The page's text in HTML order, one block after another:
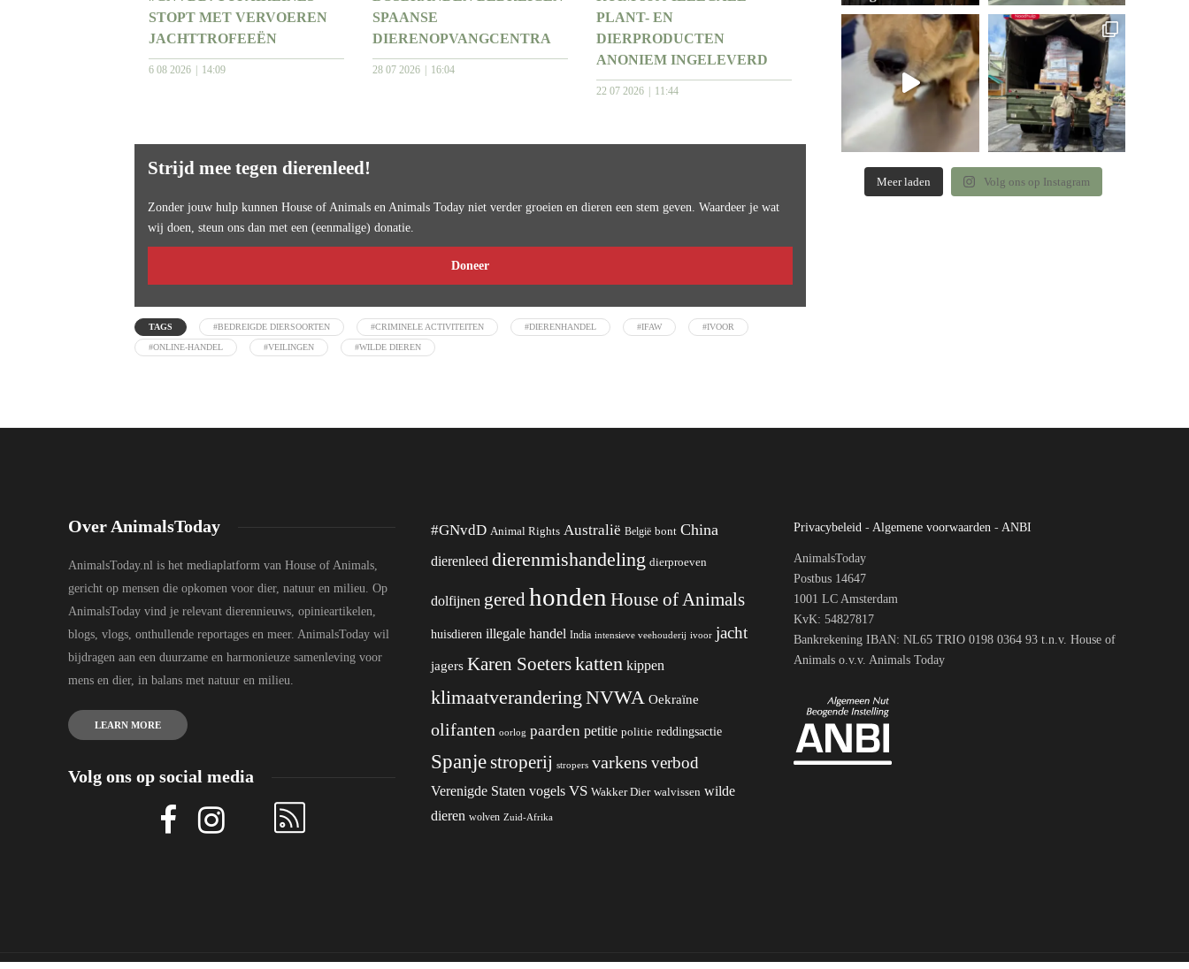
STOPT MET VERVOEREN
JACHTTROFEEËN
6 08 2026 14:09
SPAANSE
DIERENOPVANGCENTRA
28 07 2026 16:04
PLANT- EN
DIERPRODUCTEN
ANONIEM INGELEVERD
22 07 2026 11:44
Strijd mee tegen dierenleed!
Zonder jouw hulp kunnen House of Animals en Animals Today niet verder groeien en dieren een stem geven. Waardeer je wat
wij doen, steun ons dan met een (eenmalige) donatie.
Doneer
TAGS #BEDREIGDE DIERSOORTEN #CRIMINELE ACTIVITEITEN #DIERENHANDEL #IFAW #IVOOR
#ONLINE-HANDEL #VEILINGEN #WILDE DIEREN
Meer laden Volg ons op Instagram
Over AnimalsToday
AnimalsToday.nl is het mediaplatform van House of Animals,
gericht op mensen die opkomen voor dier, natuur en milieu. Op
AnimalsToday vind je relevant dierennieuws, opinieartikelen,
blogs, vlogs, onthullende reportages en meer. AnimalsToday wil
bijdragen aan een duurzame en harmonieuze samenleving voor
mens en dier, in balans met natuur en milieu.
LEARN MORE
Volg ons op social media
#GNvdD Animal Rights Australië België bont China
dierenleed dierenmishandeling dierproeven
dolfijnen geredhonden House of Animals
huisdieren illegale handel India intensieve veehouderij ivoor jacht
jagers Karen Soeterskatten kippen
klimaatverandering NVWA Oekraïne
olifanten oorlog paarden petitie politie reddingsactie
Spanjestroperij stropers varkens verbod
Verenigde Staten vogels VS Wakker Dier walvissen wilde
dieren wolven Zuid-Afrika
Privacybeleid - Algemene voorwaarden - ANBI
AnimalsToday
Postbus 14647
1001 LC Amsterdam
KvK: 54827817
Bankrekening IBAN: NL65 TRIO 0198 0364 93 t.n.v. House of
Animals o.v.v. Animals Today